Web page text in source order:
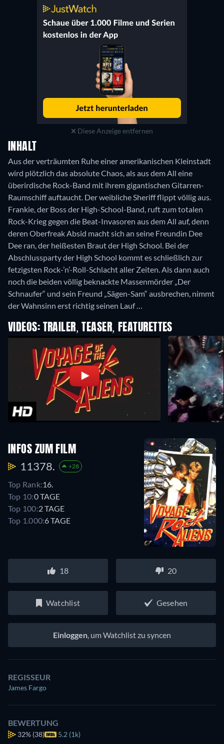
Diese Anzeige entfernen
INHALT
Aus der verträumten Ruhe einer amerikanischen Kleinstadt
wird plötzlich das absolute Chaos, als aus dem All eine
überirdische Rock-Band mit ihrem gigantischen Gitarren-
Raumschiff auftaucht. Der weibliche Sheriff flippt völlig aus.
Frankie, der Boss der High-School-Band, ruft zum totalen
Rock-Krieg gegen die Beat-Invasoren aus dem All auf, denn
deren Oberfreak Absid macht sich an seine Freundin Dee
Dee ran, der heißesten Braut der High School. Bei der
Abschlussparty der High School kommt es schließlich zur
fetzigsten Rock-’n’-Roll-Schlacht aller Zeiten. Als dann auch
noch die beiden völlig beknackte Massenmörder „Der
Schnaufer“ und sein Freund „Sägen-Sam“ ausbrechen, nimmt
der Wahnsinn erst richtig seinen Lauf …
VIDEOS: TRAILER, TEASER, FEATURETTES
INFOS ZUM FILM
11378. +28
Top Rank:16.
Top 10:0 TAGE
Top 100:2 TAGE
Top 1.000:6 TAGE
18 20
Watchlist Gesehen
Einloggen , um Watchlist zu syncen
REGISSEUR
James Fargo
BEWERTUNG
32% (38) 5.2 (1k)